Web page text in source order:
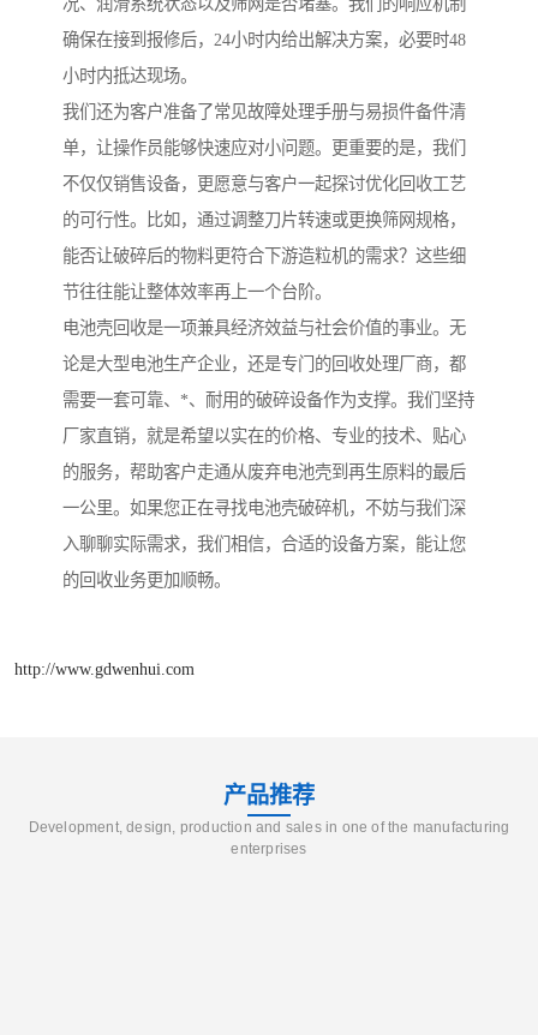
确保在接到报修后，24小时内给出解决方案，必要时48
小时内抵达现场。
我们还为客户准备了常见故障处理手册与易损件备件清
单，让操作员能够快速应对小问题。更重要的是，我们
不仅仅销售设备，更愿意与客户一起探讨优化回收工艺
的可行性。比如，通过调整刀片转速或更换筛网规格，
能否让破碎后的物料更符合下游造粒机的需求？这些细
节往往能让整体效率再上一个台阶。
电池壳回收是一项兼具经济效益与社会价值的事业。无
论是大型电池生产企业，还是专门的回收处理厂商，都
需要一套可靠、*、耐用的破碎设备作为支撑。我们坚持
厂家直销，就是希望以实在的价格、专业的技术、贴心
的服务，帮助客户走通从废弃电池壳到再生原料的最后
一公里。如果您正在寻找电池壳破碎机，不妨与我们深
入聊聊实际需求，我们相信，合适的设备方案，能让您
的回收业务更加顺畅。
http://www.gdwenhui.com
产品推荐
Development, design, production and sales in one of the manufacturing
enterprises